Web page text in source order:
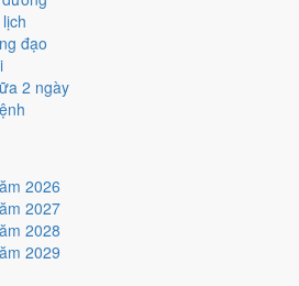
đạo
2 ngày
2026
2027
2028
2029
hôm nay ở
Đạo, nhưng Trực Bế kéo giảm điểm.
hôm nay ở
nay ở